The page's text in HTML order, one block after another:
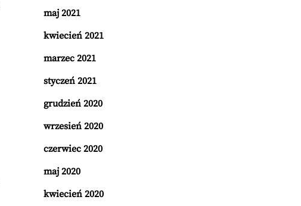
maj 2021
kwiecień 2021
marzec 2021
styczeń 2021
grudzień 2020
wrzesień 2020
czerwiec 2020
maj 2020
kwiecień 2020